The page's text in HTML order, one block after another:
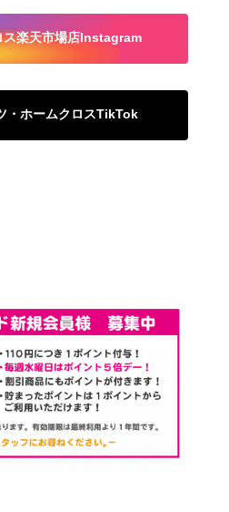
ス楽天市場店Instagram
・ホームクロスTikTok